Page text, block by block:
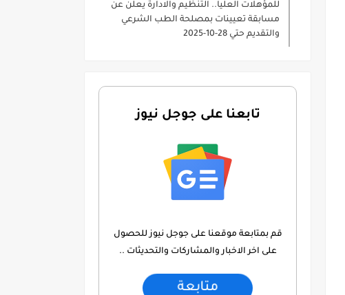
للمؤهلات العليا.. التنظيم والادارة يعلن عن
مسابقة تعيينات بمصلحة الطب الشرعي
والتقديم حتي 28-10-2025
تابعنا على جوجل نيوز
قم بمتابعة موقعنا على جوجل نيوز للحصول
على اخر الاخبار والمشاركات والتحديثات ..
متابعة